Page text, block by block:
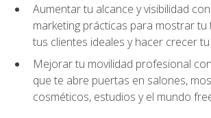
Aumentar tu alcance y visibilidad
marketing prácticas para mostrar
tus clientes ideales y hacer crecer
Mejorar tu movilidad profesional
que te abre puertas en salones,
cosméticos, estudios y el mundo